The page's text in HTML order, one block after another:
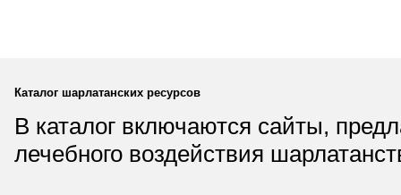
Каталог шарлатанских ресурсов
В каталог включаются сайты,
лечебного воздействия